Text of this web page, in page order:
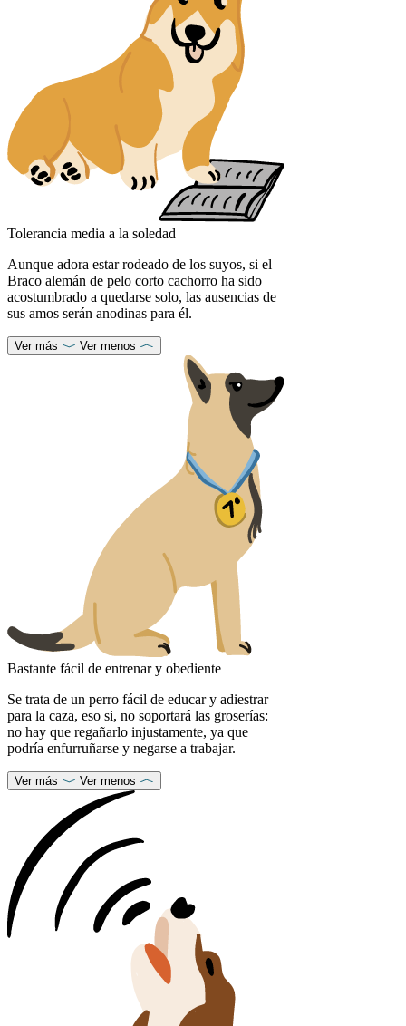
Tolerancia media a la soledad
Aunque adora estar rodeado de los suyos, si el
Braco alemán de pelo corto cachorro ha sido
acostumbrado a quedarse solo, las ausencias de
sus amos serán anodinas para él.
Ver más Ver menos
Bastante fácil de entrenar y obediente
Se trata de un perro fácil de educar y adiestrar
para la caza, eso si, no soportará las groserías:
no hay que regañarlo injustamente, ya que
podría enfurruñarse y negarse a trabajar.
Ver más Ver menos